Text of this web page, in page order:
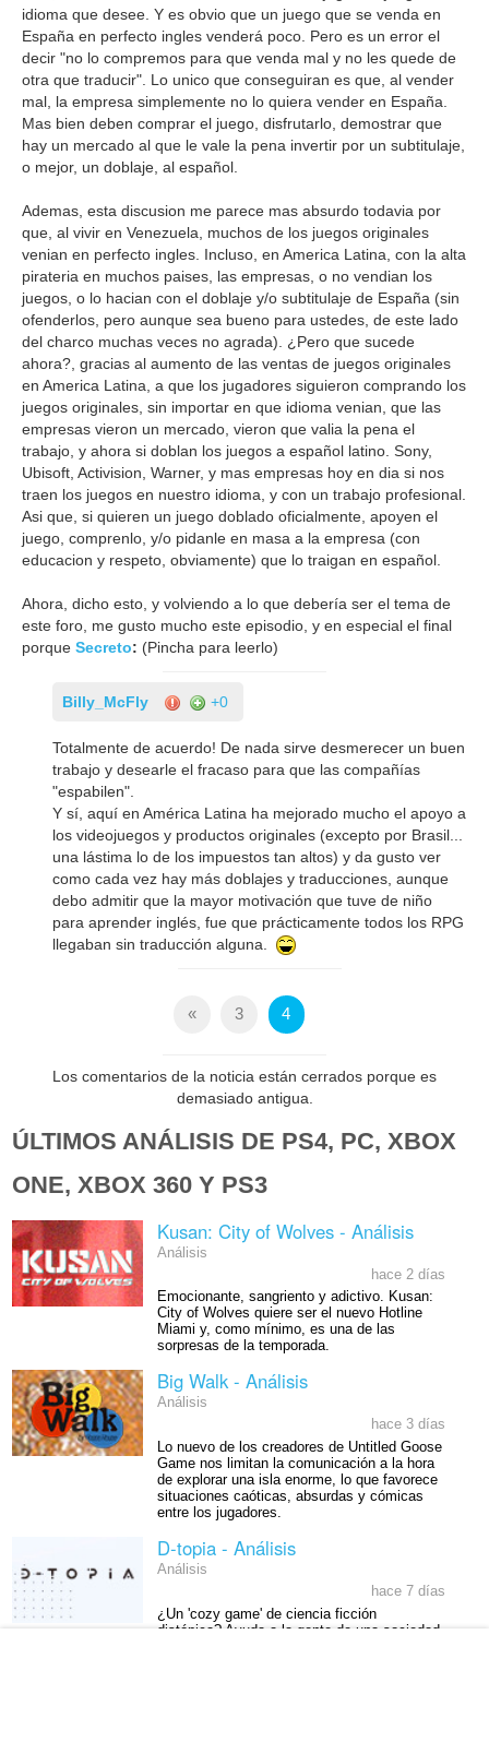
idioma que desee. Y es obvio que un juego que se venda en
España en perfecto ingles venderá poco. Pero es un error el
decir "no lo compremos para que venda mal y no les quede de
otra que traducir". Lo unico que conseguiran es que, al vender
mal, la empresa simplemente no lo quiera vender en España.
Mas bien deben comprar el juego, disfrutarlo, demostrar que
hay un mercado al que le vale la pena invertir por un subtitulaje,
o mejor, un doblaje, al español.
Ademas, esta discusion me parece mas absurdo todavia por
que, al vivir en Venezuela, muchos de los juegos originales
venian en perfecto ingles. Incluso, en America Latina, con la alta
pirateria en muchos paises, las empresas, o no vendian los
juegos, o lo hacian con el doblaje y/o subtitulaje de España (sin
ofenderlos, pero aunque sea bueno para ustedes, de este lado
del charco muchas veces no agrada). ¿Pero que sucede
ahora?, gracias al aumento de las ventas de juegos originales
en America Latina, a que los jugadores siguieron comprando los
juegos originales, sin importar en que idioma venian, que las
empresas vieron un mercado, vieron que valia la pena el
trabajo, y ahora si doblan los juegos a español latino. Sony,
Ubisoft, Activision, Warner, y mas empresas hoy en dia si nos
traen los juegos en nuestro idioma, y con un trabajo profesional.
Asi que, si quieren un juego doblado oficialmente, apoyen el
juego, comprenlo, y/o pidanle en masa a la empresa (con
educacion y respeto, obviamente) que lo traigan en español.
Ahora, dicho esto, y volviendo a lo que debería ser el tema de
este foro, me gusto mucho este episodio, y en especial el final
porque Secreto: (Pincha para leerlo)
Billy_McFly +0
Totalmente de acuerdo! De nada sirve desmerecer un buen
trabajo y desearle el fracaso para que las compañías
"espabilen".
Y sí, aquí en América Latina ha mejorado mucho el apoyo a
los videojuegos y productos originales (excepto por Brasil...
una lástima lo de los impuestos tan altos) y da gusto ver
como cada vez hay más doblajes y traducciones, aunque
debo admitir que la mayor motivación que tuve de niño
para aprender inglés, fue que prácticamente todos los RPG
llegaban sin traducción alguna.
« 3 4
Los comentarios de la noticia están cerrados porque es
demasiado antigua.
ÚLTIMOS ANÁLISIS DE PS4, PC, XBOX
ONE, XBOX 360 Y PS3
Kusan: City of Wolves - Análisis
Análisis
hace 2 días
Emocionante, sangriento y adictivo. Kusan:
City of Wolves quiere ser el nuevo Hotline
Miami y, como mínimo, es una de las
sorpresas de la temporada.
Big Walk - Análisis
Análisis
hace 3 días
Lo nuevo de los creadores de Untitled Goose
Game nos limitan la comunicación a la hora
de explorar una isla enorme, lo que favorece
situaciones caóticas, absurdas y cómicas
entre los jugadores.
D-topia - Análisis
Análisis
hace 7 días
¿Un 'cozy game' de ciencia ficción
distópica? Ayuda a la gente de una sociedad